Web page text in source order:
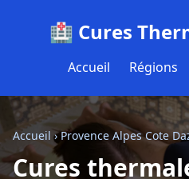
🏥 Cures
Accueil Régions
Accueil ›Provence Alpes Cote
Cures